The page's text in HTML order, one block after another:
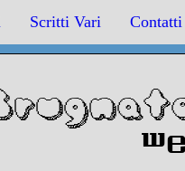
Scritti Vari Contatti